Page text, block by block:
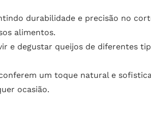
durabilidade e precisão no
alimentos.
e degustar queijos de diferentes
um toque natural e
ocasião.